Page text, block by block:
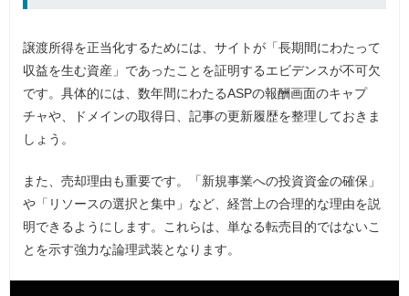
譲渡所得を正当化するためには、サイトが「長期間にわたって
収益を生む資産」であったことを証明するエビデンスが不可欠
です。具体的には、数年間にわたるASPの報酬画面のキャプ
チャや、ドメインの取得日、記事の更新履歴を整理しておきま
しょう。
また、売却理由も重要です。「新規事業への投資資金の確保」
や「リソースの選択と集中」など、経営上の合理的な理由を説
明できるようにします。これらは、単なる転売目的ではないこ
とを示す強力な論理武装となります。